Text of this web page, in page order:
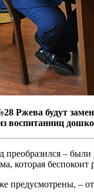
Ржева будут
воспитанниц
преобразился –
которая беспокоит
предусмотрены, –